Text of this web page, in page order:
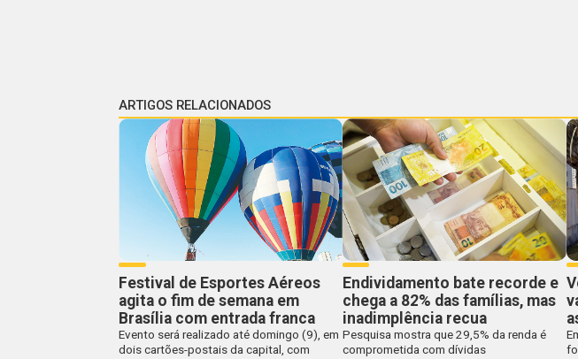
ARTIGOS RELACIONADOS
Festival de Esportes Aéreos
agita o fim de semana em
Brasília com entrada franca
Evento será realizado até domingo (9), em
dois cartões-postais da capital, com
Endividamento bate recorde e
chega a 82% das famílias, mas
inadimplência recua
Pesquisa mostra que 29,5% da renda é
comprometida com dívidas